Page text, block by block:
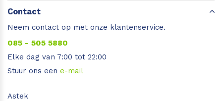
Contact
Neem contact op met onze klantenservice.
085 - 505 5880
Elke dag van 7:00 tot 22:00
Stuur ons een e-mail
Astek